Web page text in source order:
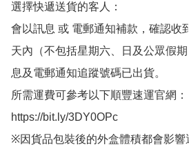
選擇快遞送貨的客人：
會以訊息 或 電郵通知補款，確認收
天內（不包括星期六、日及公眾假
息及電郵通知追蹤號碼已出貨。
所需運費可參考以下順豐速運官網：
https://bit.ly/3DY0OPc
※因貨品包裝後的外盒體積都會影響